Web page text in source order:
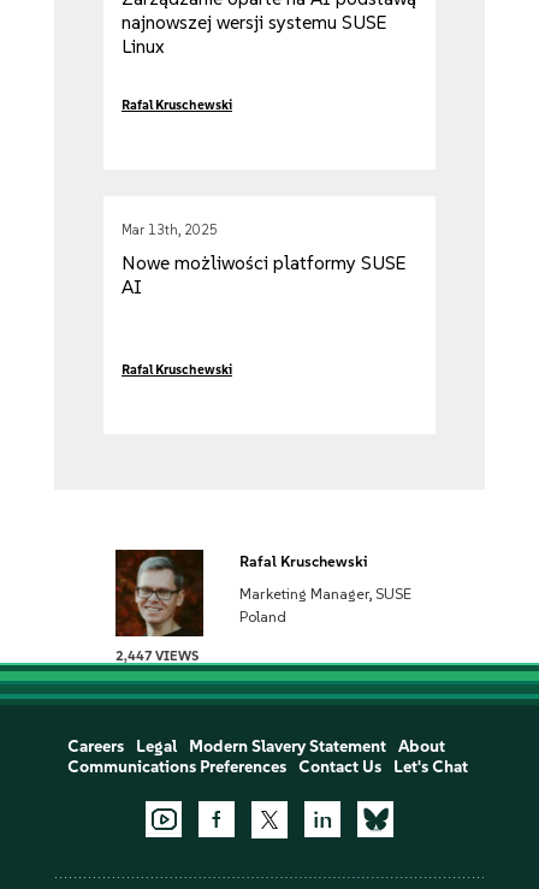
najnowszej wersji systemu SUSE
Linux
Rafal Kruschewski
Mar 13th, 2025
Nowe możliwości platformy SUSE
AI
Rafal Kruschewski
2,447 VIEWS
Rafal Kruschewski
Marketing Manager, SUSE
Poland
Careers Legal Modern Slavery Statement
About
Communications Preferences
Contact Us Let's Chat